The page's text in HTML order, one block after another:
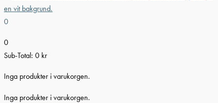
0
0
Sub-Total: 0 kr
Inga produkter i varukorgen.
Inga produkter i varukorgen.